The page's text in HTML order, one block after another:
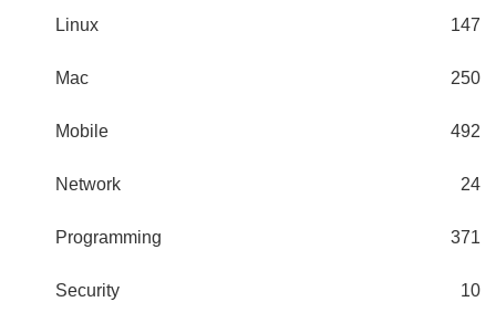
Linux 147
Mac 250
Mobile 492
Network 24
Programming 371
Security 10